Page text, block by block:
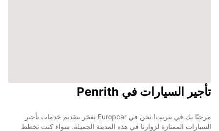
تأجير السيارات في Penrith
مرحبًا بك في بنريث! نحن في Europcar نفخر بتقديم خدمات تأجير
السيارات الممتازة لزوارنا في هذه المدينة الجميلة. سواء كنت تخطط